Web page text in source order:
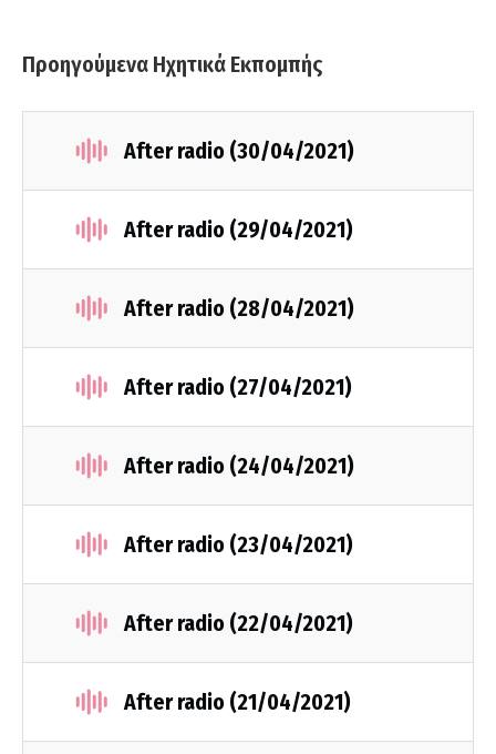
Προηγούμενα Ηχητικά Εκπομπής
After radio (30/04/2021)
After radio (29/04/2021)
After radio (28/04/2021)
After radio (27/04/2021)
After radio (24/04/2021)
After radio (23/04/2021)
After radio (22/04/2021)
After radio (21/04/2021)